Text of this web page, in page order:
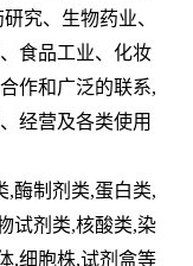
究、生物药业、
食品工业、化妆
作和广泛的联系,
经营及各类使用
,酶制剂类,蛋白类,
试剂类,核酸类,染
,细胞株,试剂盒等